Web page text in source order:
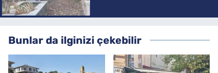
Bunlar da ilginizi çekebilir